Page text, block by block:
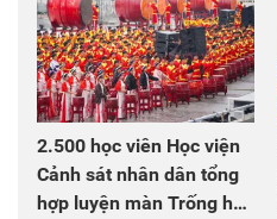
2.500 học viên Học viện
Cảnh sát nhân dân tổng
hợp luyện màn Trống hội